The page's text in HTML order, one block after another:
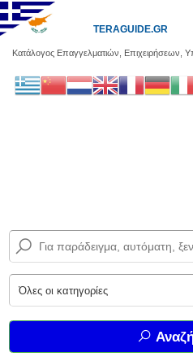
Κατάλογος Επαγγελματιών, Επιχειρήσεων,
TERAGUIDE.GR